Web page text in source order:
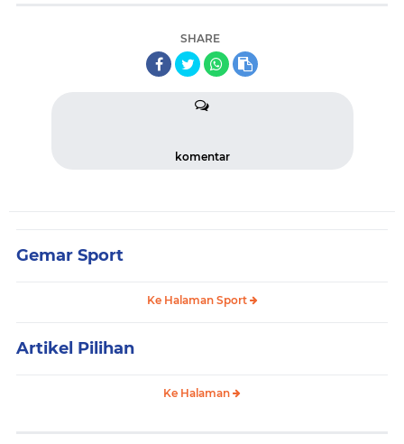
SHARE
komentar
Gemar Sport
Ke Halaman Sport
Artikel Pilihan
Ke Halaman